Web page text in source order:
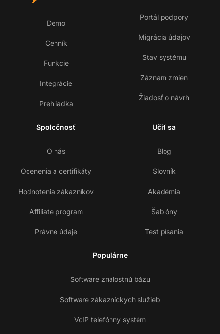
Demo
Cenník
Funkcie
Integrácie
Prehliadka
Portál podpory
Migrácia údajov
Stav systému
Záznam zmien
Žiadosť o návrh
Spoločnosť
O nás
Ocenenia a certifikáty
Hodnotenia zákazníkov
Affiliate program
Právne údaje
Učiť sa
Blog
Slovník
Akadémia
Šablóny
Test písania
Populárne
Software znalostnú bázu
Software zákazníckych služieb
VoIP telefónny systém